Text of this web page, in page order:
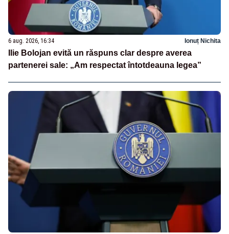
6 aug. 2026, 16:34 Ionuț Nichita
Ilie Bolojan evită un răspuns clar despre averea
partenerei sale: „Am respectat întotdeauna legea”